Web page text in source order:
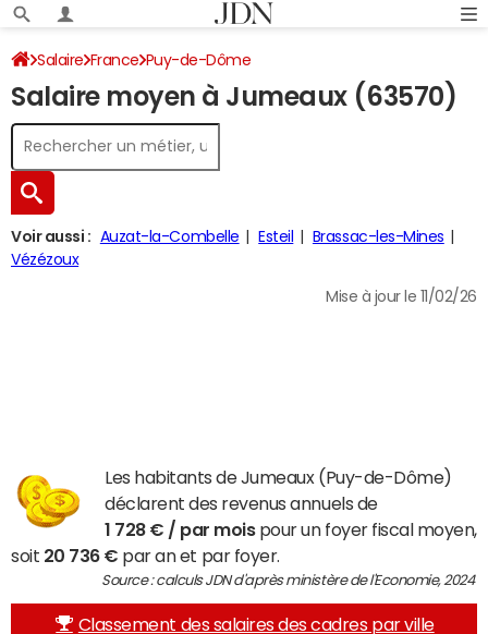
Salaire France Puy-de-Dôme
Salaire moyen à Jumeaux (63570)
Voir aussi : Auzat-la-Combelle Esteil
Brassac-les-Mines
Vézézoux
Mise à jour le 11/02/26
Les habitants de Jumeaux (Puy-de-Dôme)
déclarent des revenus annuels de
1 728 € / par moispour un foyer fiscal moyen,
soit 20 736 € par an et par foyer.
Source : calculs JDN d'après ministère de l'Economie, 2024
Classement des salaires des cadres par ville